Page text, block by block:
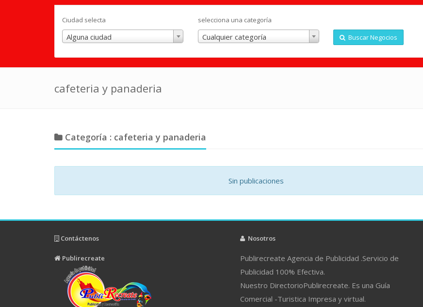
Ciudad selecta
Alguna ciudad
selecciona una categoría
Cualquier categoría Buscar Negocios
cafeteria y panaderia
Categoría : cafeteria y panaderia
Sin publicaciones
Contáctenos
Publirecreate
Nosotros
Publirecreate Agencia de Publicidad .Servicio de
Publicidad 100% Efectiva.
Nuestro DirectorioPublirecreate. Es una Guía
Comercial -Turistica Impresa y virtual.